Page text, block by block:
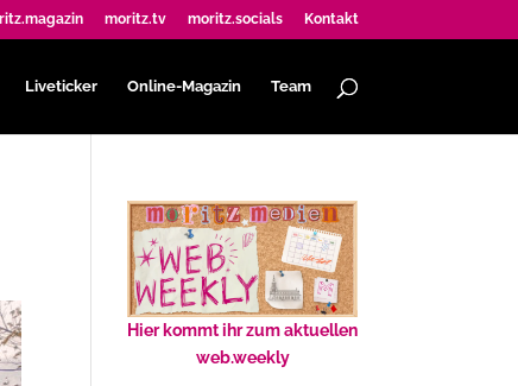
moritz.tv moritz.socials Kontakt
Liveticker Online-Magazin Team
Hier kommt ihr zum aktuellen
web.weekly